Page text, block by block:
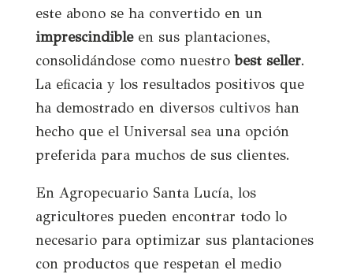
este abono se ha convertido en un
imprescindibleen sus plantaciones,
consolidándose como nuestrobest seller.
La eficacia y los resultados positivos que
ha demostrado en diversos cultivos han
hecho que el Universal sea una opción
preferida para muchos de sus clientes.
En Agropecuario Santa Lucía, los
agricultores pueden encontrar todo lo
necesario para optimizar sus plantaciones
con productos que respetan el medio